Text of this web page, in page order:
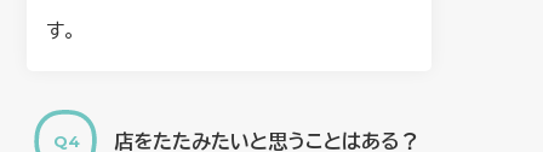
す。
店をたたみたいと思うことはある？